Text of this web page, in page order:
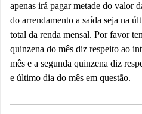
apenas irá pagar metade do valor
do arrendamento a saída seja na
total da renda mensal. Por favor
quinzena do mês diz respeito ao
mês e a segunda quinzena diz
e último dia do mês em questão.